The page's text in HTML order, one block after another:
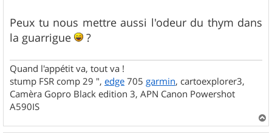
Peux tu nous mettre aussi l'odeur du thym dans
la guarrigue
?
Quand l'appétit va, tout va !
stump FSR comp 29 ", edge 705 garmin, cartoexplorer3,
Camèra Gopro Black edition 3, APN Canon Powershot
A590IS
a